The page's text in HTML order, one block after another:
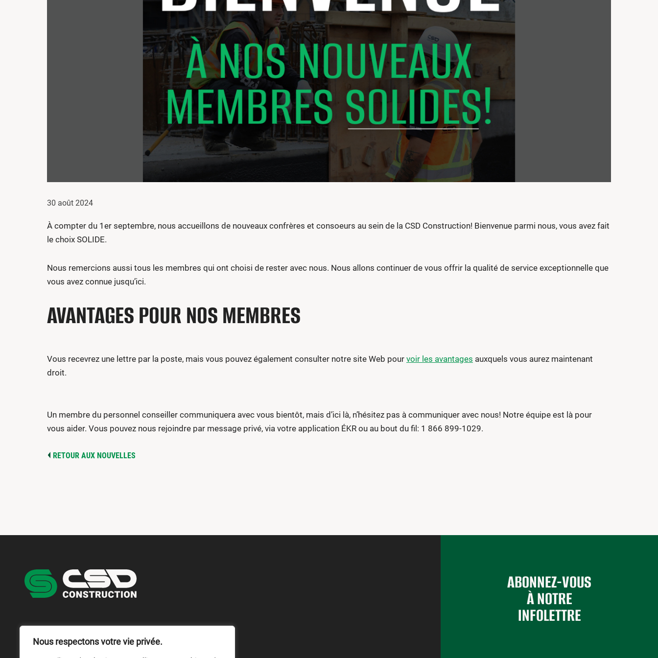
Nous respectons votre vie privée.
30 août 2024
À compter du 1er septembre, nous accueillons de nouveaux confrères et consoeurs au sein de la CSD Construction! Bienvenue parmi nous, vous avez fait
le choix SOLIDE.
Nous remercions aussi tous les membres qui ont choisi de rester avec nous. Nous allons continuer de vous offrir la qualité de service exceptionnelle que
vous avez connue jusqu’ici.
AVANTAGES POUR NOS MEMBRES
Vous recevrez une lettre par la poste, mais vous pouvez également consulter notre site Web pour voir les avantages auxquels vous aurez maintenant
droit.
Un membre du personnel conseiller communiquera avec vous bientôt, mais d’ici là, n’hésitez pas à communiquer avec nous! Notre équipe est là pour
vous aider. Vous pouvez nous rejoindre par message privé, via votre application ÉKR ou au bout du fil: 1 866 899-1029.
RETOUR AUX NOUVELLES
ABONNEZ-VOUS
À NOTRE
INFOLETTRE